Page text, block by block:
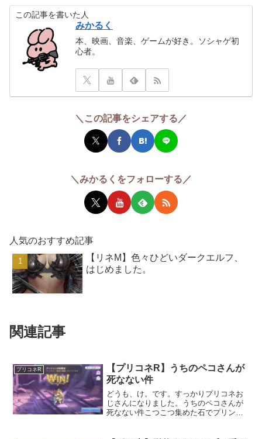
この記事を書いた人
みかるく
本、映画、音楽、ゲームが好き。ソシャゲ初
心者。
＼この記事をシェアする／
＼みかるくをフォローする／
人気のおすすめ記事
【リネM】色々ひどいダークエルフ、
はじめました。
関連記事
プリコネR
【プリコネR】うちのペコさんが
死なない件
どうも、け。です。すっかりプリコネお
じさんになりました。うちのペコさんが
死なない件こつこつ集めた石でプリンセ